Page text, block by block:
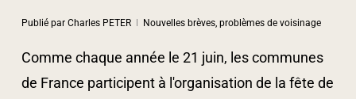
Publié par Charles PETER Nouvelles brèves, problèmes de voisinage
Comme chaque année le 21 juin, les communes
de France participent à l'organisation de la fête de